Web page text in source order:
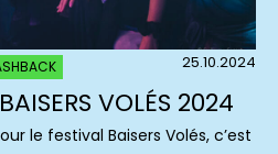
25.10.2024
VOLÉS 2024
le festival Baisers Volés, c’est